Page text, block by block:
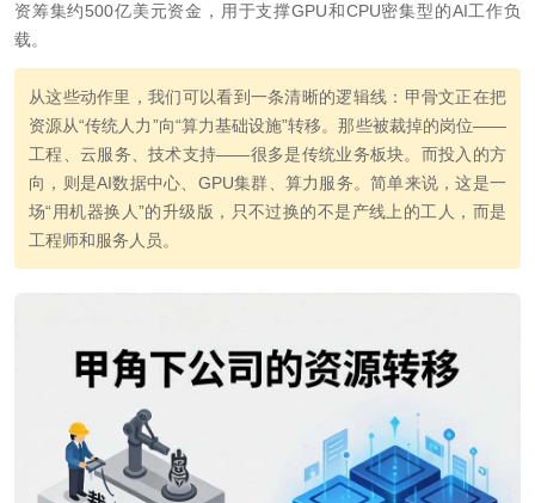
资筹集约500亿美元资金，用于支撑GPU和CPU密集型的AI工作负
载。
从这些动作里，我们可以看到一条清晰的逻辑线：甲骨文正在把
资源从“传统人力”向“算力基础设施”转移。那些被裁掉的岗位——
工程、云服务、技术支持——很多是传统业务板块。而投入的方
向，则是AI数据中心、GPU集群、算力服务。简单来说，这是一
场“用机器换人”的升级版，只不过换的不是产线上的工人，而是
工程师和服务人员。